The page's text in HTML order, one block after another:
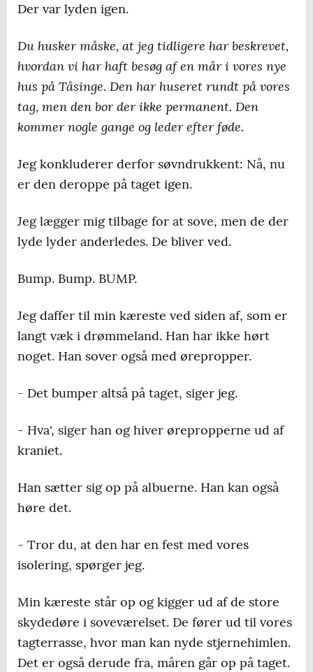
Der var lyden igen.
Du husker måske, at jeg tidligere har beskrevet,
hvordan vi har haft besøg af en mår i vores nye
hus på Tåsinge. Den har huseret rundt på vores
tag, men den bor der ikke permanent. Den
kommer nogle gange og leder efter føde.
Jeg konkluderer derfor søvndrukkent: Nå, nu
er den deroppe på taget igen.
Jeg lægger mig tilbage for at sove, men de der
lyde lyder anderledes. De bliver ved.
Bump. Bump. BUMP.
Jeg daffer til min kæreste ved siden af, som er
langt væk i drømmeland. Han har ikke hørt
noget. Han sover også med ørepropper.
- Det bumper altså på taget, siger jeg.
- Hva', siger han og hiver ørepropperne ud af
kraniet.
Han sætter sig op på albuerne. Han kan også
høre det.
- Tror du, at den har en fest med vores
isolering, spørger jeg.
Min kæreste står op og kigger ud af de store
skydedøre i soveværelset. De fører ud til vores
tagterrasse, hvor man kan nyde stjernehimlen.
Det er også derude fra, måren går op på taget.